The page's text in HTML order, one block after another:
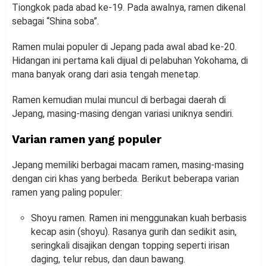
Tiongkok pada abad ke-19. Pada awalnya, ramen dikenal
sebagai “Shina soba”.
Ramen mulai populer di Jepang pada awal abad ke-20.
Hidangan ini pertama kali dijual di pelabuhan Yokohama, di
mana banyak orang dari asia tengah menetap.
Ramen kemudian mulai muncul di berbagai daerah di
Jepang, masing-masing dengan variasi uniknya sendiri.
Varian ramen yang populer
Jepang memiliki berbagai macam ramen, masing-masing
dengan ciri khas yang berbeda. Berikut beberapa varian
ramen yang paling populer:
Shoyu ramen. Ramen ini menggunakan kuah berbasis
kecap asin (shoyu). Rasanya gurih dan sedikit asin,
seringkali disajikan dengan topping seperti irisan
daging, telur rebus, dan daun bawang.